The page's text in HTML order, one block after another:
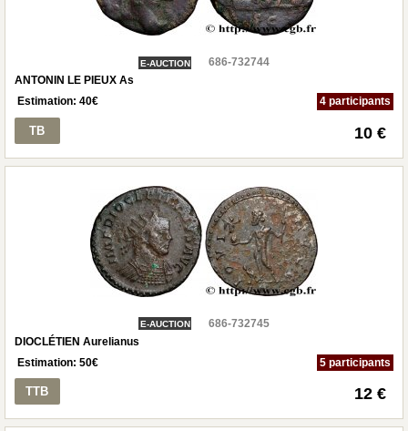
E-AUCTION
686-732744
ANTONIN LE PIEUX As
Estimation: 40€ 4 participants
TB 10 €
E-AUCTION
686-732745
DIOCLÉTIEN Aurelianus
Estimation: 50€ 5 participants
TTB 12 €